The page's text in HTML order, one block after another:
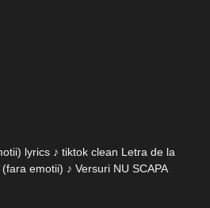
lyrics ♪ tiktok clean Letra de la
emotii) ♪ Versuri NU SCAPA